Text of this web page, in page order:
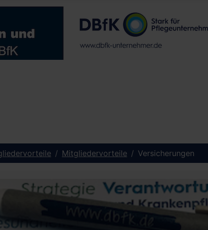
Mitgliedervorteile Versicherungen